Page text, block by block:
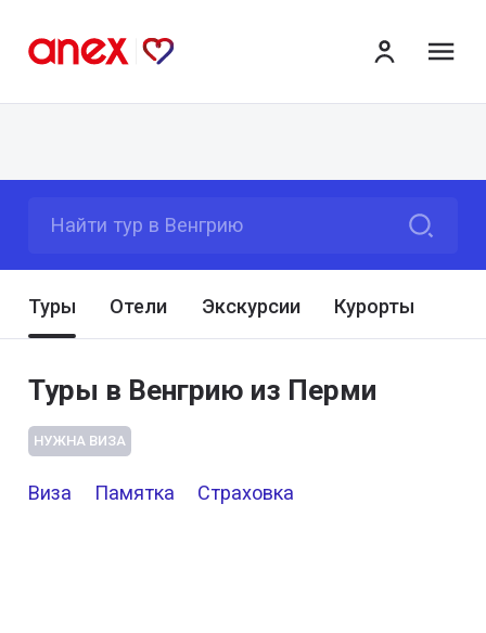
Найти тур в Венгрию
Туры Отели Экскурсии Курорты
Туры в Венгрию из Перми
НУЖНА ВИЗА
Виза Памятка Страховка